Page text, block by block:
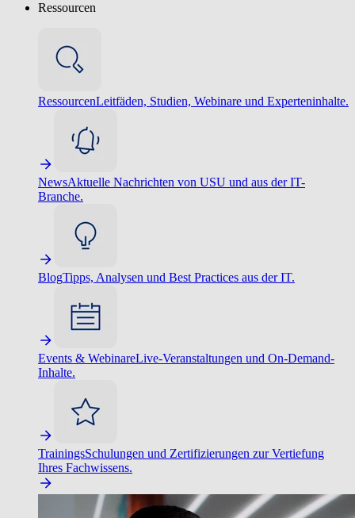
Ressourcen
RessourcenLeitfäden, Studien, Webinare und Experteninhalte.
NewsAktuelle Nachrichten von USU und aus der IT-
Branche.
BlogTipps, Analysen und Best Practices aus der IT.
Events & WebinareLive-Veranstaltungen und On-Demand-
Inhalte.
TrainingsSchulungen und Zertifizierungen zur Vertiefung
Ihres Fachwissens.